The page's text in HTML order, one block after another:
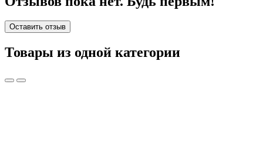
Оставить отзыв
Товары из одной категории